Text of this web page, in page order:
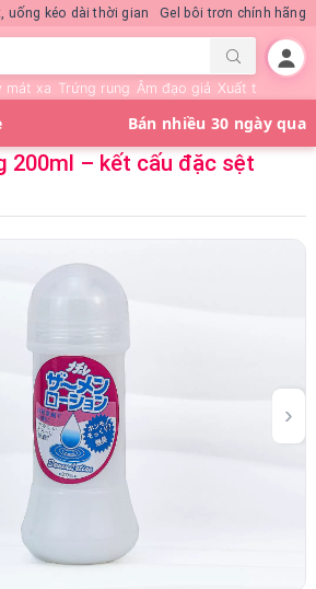
dương vật dây đeo Xịt, uống kéo dài thời
mát xa Trứng rung Âm đạo giả Xuất tinh sớm
200ml – kết cấu đặc sệt